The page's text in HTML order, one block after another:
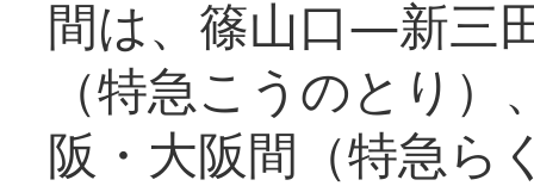
間は、篠山口―新三
（特急こうのとり
阪・大阪間（特急